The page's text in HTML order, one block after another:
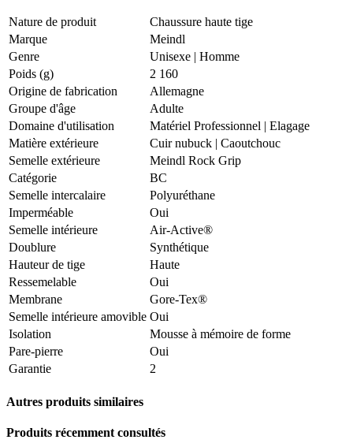
Nature de produit
Chaussure haute tige
Marque
Meindl
Genre
Unisexe | Homme
Poids (g)
2 160
Origine de fabrication
Allemagne
Groupe d'âge
Adulte
Domaine d'utilisation
Matériel Professionnel | Elagage
Matière extérieure
Cuir nubuck | Caoutchouc
Semelle extérieure
Meindl Rock Grip
Catégorie
BC
Semelle intercalaire
Polyuréthane
Imperméable
Oui
Semelle intérieure
Air-Active®
Doublure
Synthétique
Hauteur de tige
Haute
Ressemelable
Oui
Membrane
Gore-Tex®
Semelle intérieure amovible Oui
Isolation
Mousse à mémoire de forme
Pare-pierre
Oui
Garantie
2
Autres produits similaires
Produits récemment consultés